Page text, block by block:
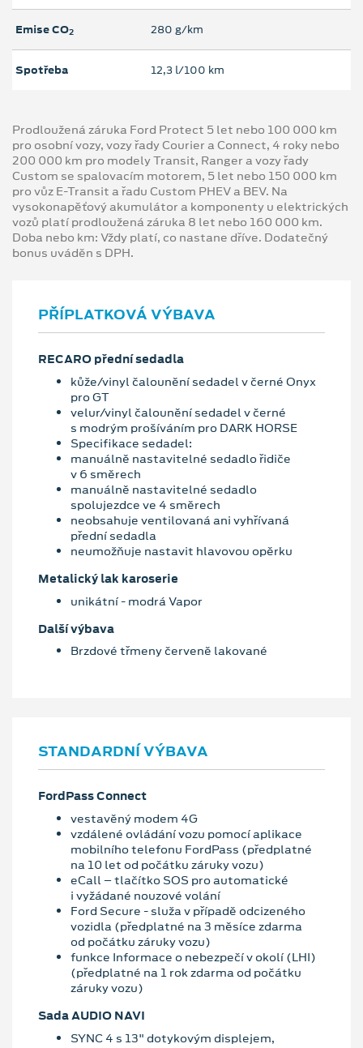
Emise CO2 280 g/km
Spotřeba 12,3 l/100 km
Prodloužená záruka Ford Protect 5 let nebo 100 000 km
pro osobní vozy, vozy řady Courier a Connect, 4 roky nebo
200 000 km pro modely Transit, Ranger a vozy řady
Custom se spalovacím motorem, 5 let nebo 150 000 km
pro vůz E-Transit a řadu Custom PHEV a BEV. Na
vysokonapěťový akumulátor a komponenty u elektrických
vozů platí prodloužená záruka 8 let nebo 160 000 km.
Doba nebo km: Vždy platí, co nastane dříve. Dodatečný
bonus uváděn s DPH.
PŘÍPLATKOVÁ VÝBAVA
RECARO přední sedadla
kůže/vinyl čalounění sedadel v černé Onyx
pro GT
velur/vinyl čalounění sedadel v černé
s modrým prošíváním pro DARK HORSE
Specifikace sedadel:
manuálně nastavitelné sedadlo řidiče
v 6 směrech
manuálně nastavitelné sedadlo
spolujezdce ve 4 směrech
neobsahuje ventilovaná ani vyhřívaná
přední sedadla
neumožňuje nastavit hlavovou opěrku
Metalický lak karoserie
unikátní - modrá Vapor
Další výbava
Brzdové třmeny červeně lakované
STANDARDNÍ VÝBAVA
FordPass Connect
vestavěný modem 4G
vzdálené ovládání vozu pomocí aplikace
mobilního telefonu FordPass (předplatné
na 10 let od počátku záruky vozu)
eCall – tlačítko SOS pro automatické
i vyžádané nouzové volání
Ford Secure - služa v případě odcizeného
vozidla (předplatné na 3 měsíce zdarma
od počátku záruky vozu)
funkce Informace o nebezpečí v okolí (LHI)
(předplatné na 1 rok zdarma od počátku
záruky vozu)
Sada AUDIO NAVI
SYNC 4 s 13" dotykovým displejem,